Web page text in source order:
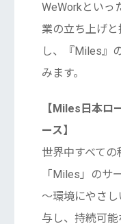
WeWorkといっ
業の立ち上げ
し、『Miles』
みます。
【Miles日本ロ
ース】
世界中すべて
「Miles」のサ
〜環境にやさ
与し、持続可